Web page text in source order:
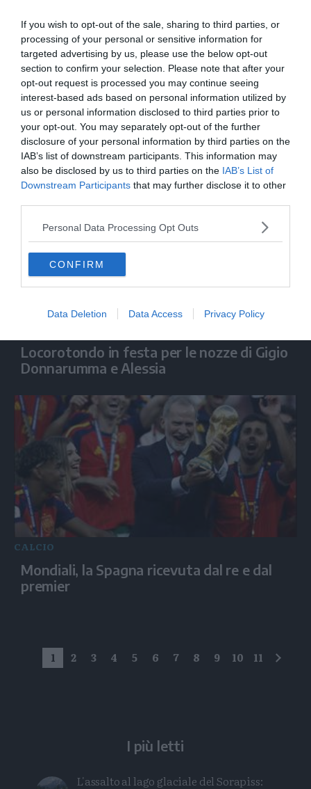
If you wish to opt-out of the sale, sharing to third parties, or
processing of your personal or sensitive information for
targeted advertising by us, please use the below opt-out
section to confirm your selection. Please note that after your
opt-out request is processed you may continue seeing
interest-based ads based on personal information utilized by
us or personal information disclosed to third parties prior to
your opt-out. You may separately opt-out of the further
disclosure of your personal information by third parties on the
IAB’s list of downstream participants. This information may
also be disclosed by us to third parties on the IAB’s List of
Downstream Participants that may further disclose it to other
Personal Data Processing Opt Outs
CONFIRM
Data Deletion Data Access Privacy Policy
CALCIO
Ct Italia, Malagò: "Brutta figura? Bisogna
vedere chi l'ha fatta"
Locorotondo in festa per le nozze di Gigio
Donnarumma e Alessia
CALCIO
Mondiali, la Spagna ricevuta dal re e dal
premier
1 2 3 4 5 6 7 8 9 10 11
I più letti
L'assalto al lago glaciale del Sorapiss: